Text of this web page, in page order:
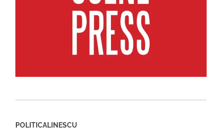
POLITICALINESCU